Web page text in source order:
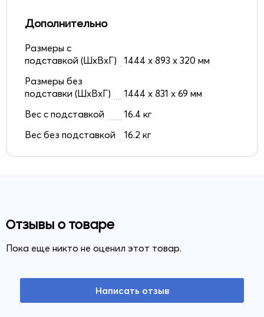
Дополнительно
Размеры с
подставкой (ШxВxГ)
1444 x 893 x 320 мм
Размеры без
подставки (ШxВxГ)
1444 x 831 x 69 мм
Вес с подставкой
16.4 кг
Вес без подставкой
16.2 кг
Отзывы о товаре
Пока еще никто не оценил этот товар.
Написать отзыв